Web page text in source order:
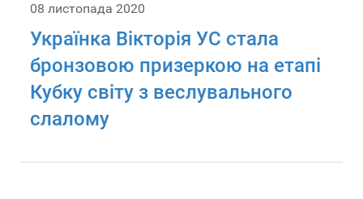
08 листопада 2020
Українка Вікторія УС стала
бронзовою призеркою на етапі
Кубку світу з веслувального
слалому